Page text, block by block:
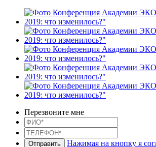
Перезвоните мне
Нажимая на кнопку я